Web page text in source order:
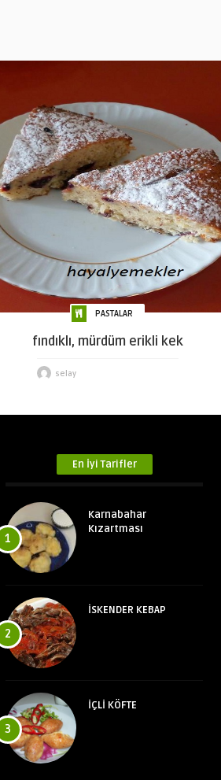
PASTALAR
fındıklı, mürdüm erikli kek
selay
En İyi Tarifler
1
Karnabahar
Kızartması
2
İSKENDER KEBAP
3
İÇLİ KÖFTE